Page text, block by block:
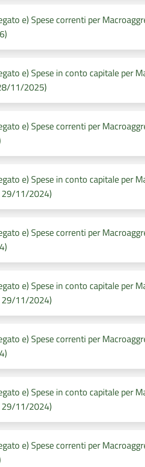
e) Spese correnti per
e) Spese in conto capitale per
11/2025)
e) Spese correnti per
e) Spese in conto capitale per
29/11/2024)
e) Spese correnti per
e) Spese in conto capitale per
29/11/2024)
e) Spese correnti per
e) Spese in conto capitale per
29/11/2024)
e) Spese correnti per